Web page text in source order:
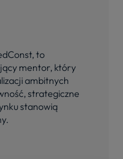
to
mentor, który
ambitnych
strategiczne
stanowią